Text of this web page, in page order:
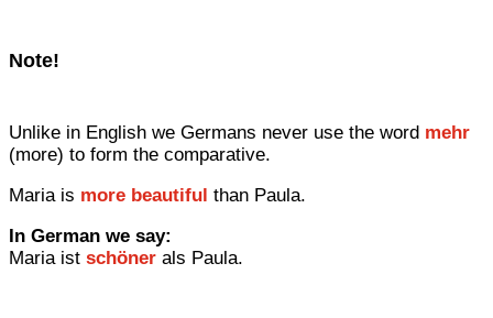
Note!
Unlike in English we Germans never use the word mehr
(more) to form the comparative.
Maria is more beautiful than Paula.
In German we say:
Maria ist schöner als Paula.